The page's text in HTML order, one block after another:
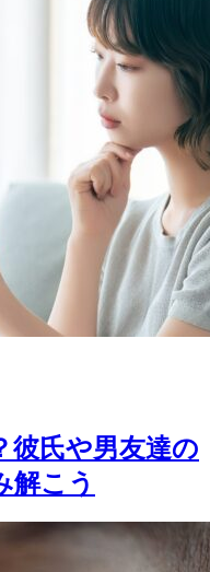
彼氏や男友達の
解こう